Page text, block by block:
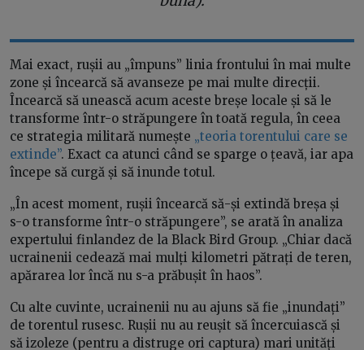
Mai exact, rușii au „împuns” linia frontului în mai multe
zone și încearcă să avanseze pe mai multe direcții.
Încearcă să unească acum aceste breșe locale și să le
transforme într-o străpungere în toată regula, în ceea
ce strategia militară numește „teoria torentului care se
extinde”. Exact ca atunci când se sparge o țeavă, iar apa
începe să curgă și să inunde totul.
„În acest moment, rușii încearcă să-și extindă breșa și
s-o transforme într-o străpungere”, se arată în analiza
expertului finlandez de la Black Bird Group. „Chiar dacă
ucrainenii cedează mai mulți kilometri pătrați de teren,
apărarea lor încă nu s-a prăbușit în haos”.
Cu alte cuvinte, ucrainenii nu au ajuns să fie „inundați”
de torentul rusesc. Rușii nu au reușit să încercuiască și
să izoleze (pentru a distruge ori captura) mari unități